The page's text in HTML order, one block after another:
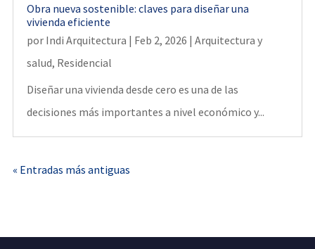
Obra nueva sostenible: claves para diseñar una
vivienda eficiente
por Indi Arquitectura | Feb 2, 2026 | Arquitectura y
salud, Residencial
Diseñar una vivienda desde cero es una de las
decisiones más importantes a nivel económico y...
« Entradas más antiguas